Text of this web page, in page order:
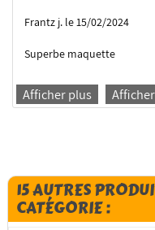
Frantz j. le 15/02/2024
Superbe maquette
Afficher plus
15 AUTRES
CATÉGORIE :